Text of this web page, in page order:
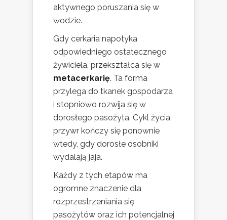
aktywnego poruszania się w
wodzie.
Gdy cerkaria napotyka
odpowiedniego ostatecznego
żywiciela, przekształca się w
metacerkarię. Ta forma
przylega do tkanek gospodarza
i stopniowo rozwija się w
dorosłego pasożyta. Cykl życia
przywr kończy się ponownie
wtedy, gdy dorosłe osobniki
wydalają jaja.
Każdy z tych etapów ma
ogromne znaczenie dla
rozprzestrzeniania się
pasożytów oraz ich potencjalnej